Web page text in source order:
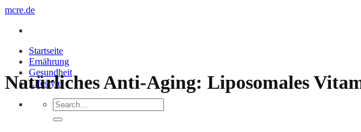
Zum
springen
mcre.de
Startseite
Ernährung
Gesundheit
Lifestyle
Natürliches Anti-Aging: Liposomales